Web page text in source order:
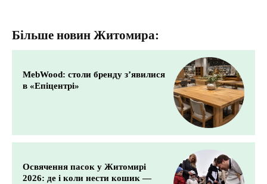
Більше новин Житомира:
MebWood: столи бренду з’явилися
в «Епіцентрі»
Освячення пасок у Житомирі
2026: де і коли нести кошик —